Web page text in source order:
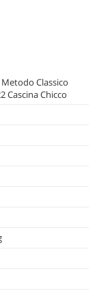
Classico
Cascina Chicco